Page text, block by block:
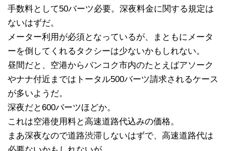
手数料として50バーツ必要。深夜料金に関する規定は
ないはずだ。
メーター利用が必須となっているが、まともにメータ
ーを倒してくれるタクシーは少ないかもしれない。
昼間だと、空港からバンコク市内のたとえばアソーク
やナナ付近まではトータル500バーツ請求されるケース
が多いようだ。
深夜だと600バーツほどか。
これは空港使用料と高速道路代込みの価格。
まあ深夜なので道路渋滞しないはずで、高速道路代は